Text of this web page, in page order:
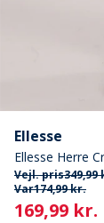
Ellesse
Ellesse Herre
Vejl. pris349,99
Var174,99 kr.
Current
169,99 kr.